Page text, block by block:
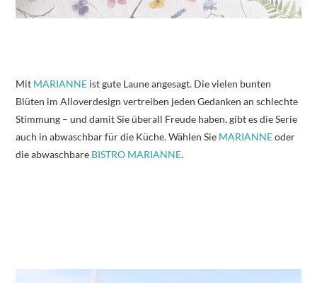
Mit MARIANNE ist gute Laune angesagt. Die vielen bunten
Blüten im Alloverdesign vertreiben jeden Gedanken an schlechte
Stimmung – und damit Sie überall Freude haben, gibt es die Serie
auch in abwaschbar für die Küche. Wählen Sie MARIANNEoder
die abwaschbare BISTRO MARIANNE.